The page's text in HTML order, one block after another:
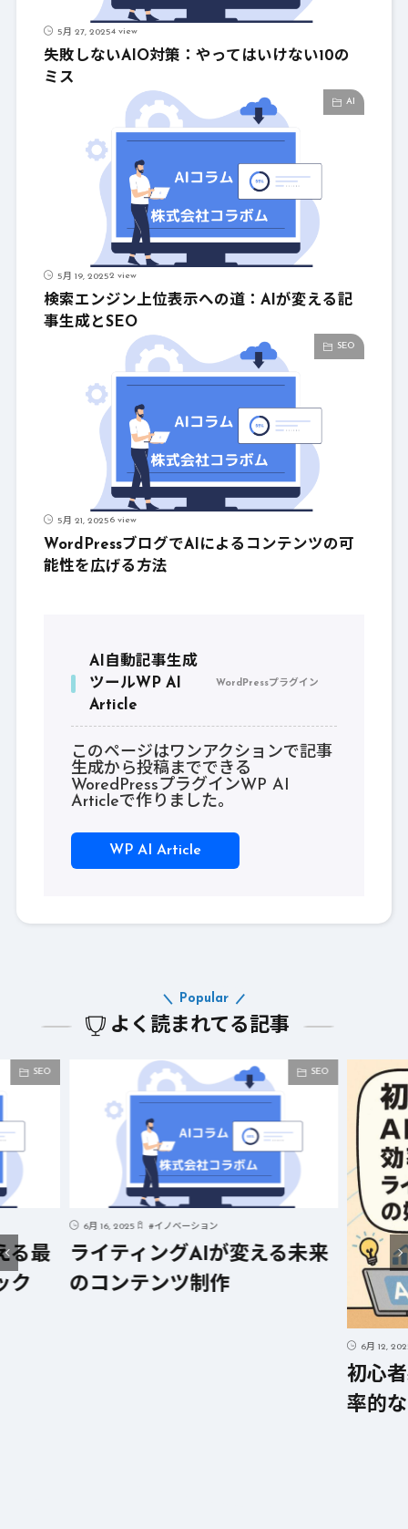
5月 27, 20254 view
失敗しないAIO対策：やってはいけない10の
ミス
AI
5月 19, 20252 view
検索エンジン上位表示への道：AIが変える記
事生成とSEO
SEO
5月 21, 20256 view
WordPressブログでAIによるコンテンツの可
能性を広げる方法
AI自動記事生成
ツールWP AI
Article
WordPressプラグイン
このページはワンアクションで記事
生成から投稿までできる
WoredPressプラグインWP AI
Articleで作りました。
WP AI Article
よく読まれてる記事
Popular
SEO
未来
SEO
6月 12,
短時
する